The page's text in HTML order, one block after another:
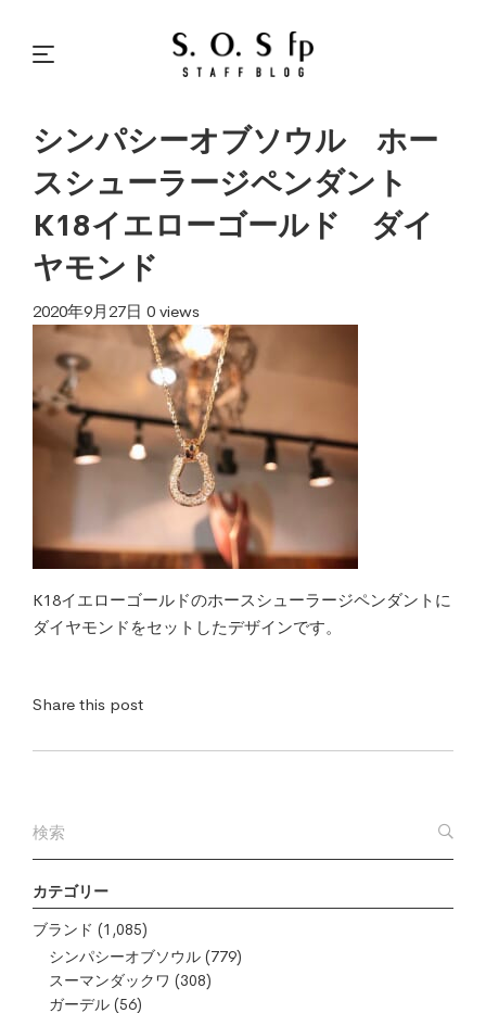
カテゴリー
ブランド (1,085)
シンパシーオブソウル (779)
スーマンダックワ (308)
ガーデル (56)
シンパシーオブソウル ホー
スシューラージペンダント
K18イエローゴールド ダイ
ヤモンド
2020年9月27日 0 views
K18イエローゴールドのホースシューラージペンダントに
ダイヤモンドをセットしたデザインです。
Share this post